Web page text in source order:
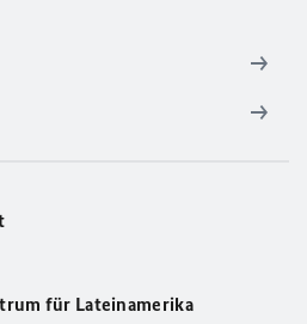
für Lateinamerika